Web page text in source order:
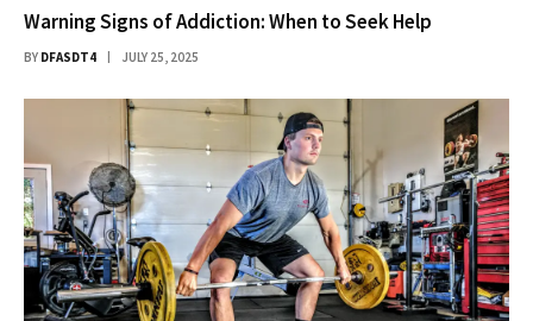
Warning Signs of Addiction: When to Seek Help
BY DFASDT4 JULY 25, 2025